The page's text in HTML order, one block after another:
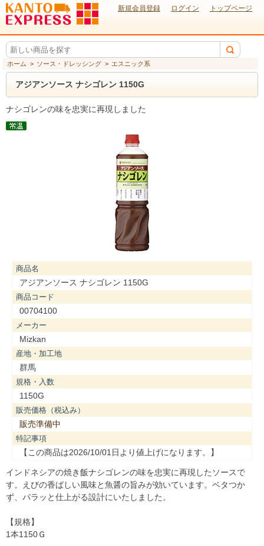
新規会員登録 ログイン トップページ
ホーム > ソース・ドレッシング > エスニック系
アジアンソース ナシゴレン 1150G
ナシゴレンの味を忠実に再現しました
商品名
アジアンソース ナシゴレン 1150G
商品コード
00704100
メーカー
Mizkan
産地・加工地
群馬
規格・入数
1150G
販売価格（税込み）
販売準備中
特記事項
【この商品は2026/10/01日より値上げになります。】
インドネシアの焼き飯ナシゴレンの味を忠実に再現したソースで
す。えびの香ばしい風味と魚醤の旨みが効いています。ベタつか
ず、パラッと仕上がる設計にいたしました。
【規格】
1本1150Ｇ